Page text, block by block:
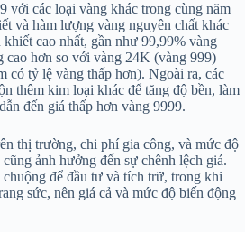
với các loại vàng khác trong cùng năm
và hàm lượng vàng nguyên chất khác
cao nhất, gần như 99,99% vàng
cao hơn so với vàng 24K (vàng 999)
có tỷ lệ vàng thấp hơn). Ngoài ra, các
thêm kim loại khác để tăng độ bền, làm
đến giá thấp hơn vàng 9999.
thị trường, chi phí gia công, và mức độ
ảnh hưởng đến sự chênh lệch giá.
để đầu tư và tích trữ, trong khi
sức, nên giá cả và mức độ biến động